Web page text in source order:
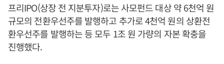
프리IPO(상장 전 지분투자)로는 사모펀드 대상 약 6천억 원
규모의 전환우선주를 발행하고 추가로 4천억 원의 상환전
환우선주를 발행하는 등 모두 1조 원 가량의 자본 확충을
진행했다.